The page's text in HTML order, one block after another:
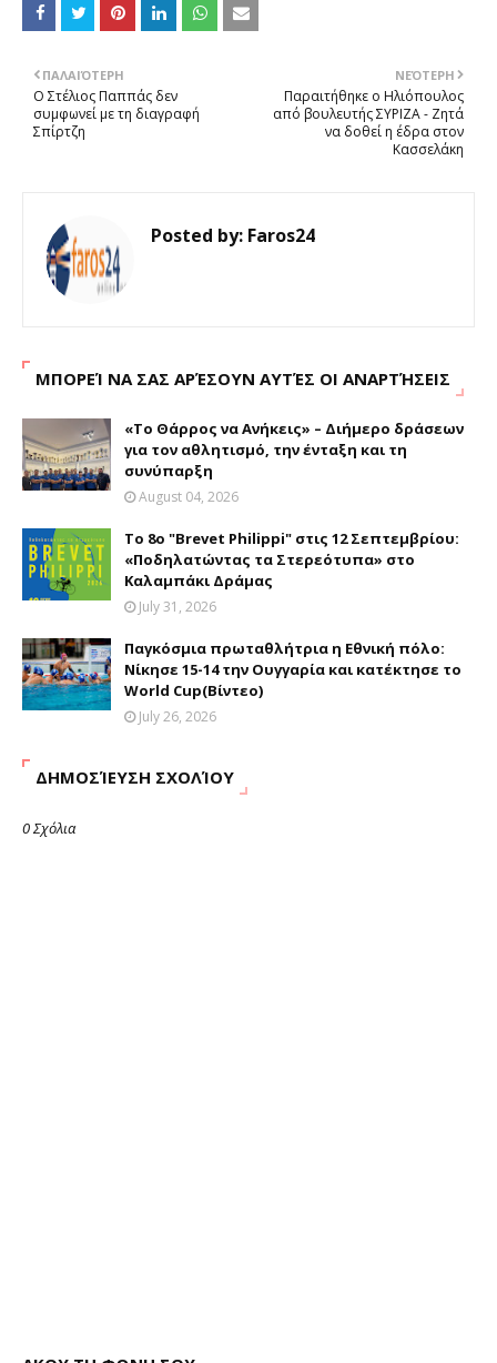
ΝΕΌΤΕΡΗ
Παραιτήθηκε ο Ηλιόπουλος
από βουλευτής ΣΥΡΙΖΑ - Ζητά
να δοθεί η έδρα στον
Κασσελάκη
ΠΑΛΑΙΌΤΕΡΗ
Ο Στέλιος Παππάς δεν
συμφωνεί με τη διαγραφή
Σπίρτζη
Posted by: Faros24
ΜΠΟΡΕΊ ΝΑ ΣΑΣ ΑΡΈΣΟΥΝ ΑΥΤΈΣ ΟΙ ΑΝΑΡΤΉΣΕΙΣ
«Το Θάρρος να Ανήκεις» – Διήμερο δράσεων
για τον αθλητισμό, την ένταξη και τη
συνύπαρξη
August 04, 2026
Το 8ο "Brevet Philippi" στις 12 Σεπτεμβρίου:
«Ποδηλατώντας τα Στερεότυπα» στο
Καλαμπάκι Δράμας
July 31, 2026
Παγκόσμια πρωταθλήτρια η Εθνική πόλο:
Νίκησε 15-14 την Ουγγαρία και κατέκτησε το
World Cup(Βίντεο)
July 26, 2026
ΔΗΜΟΣΊΕΥΣΗ ΣΧΟΛΊΟΥ
0 Σχόλια